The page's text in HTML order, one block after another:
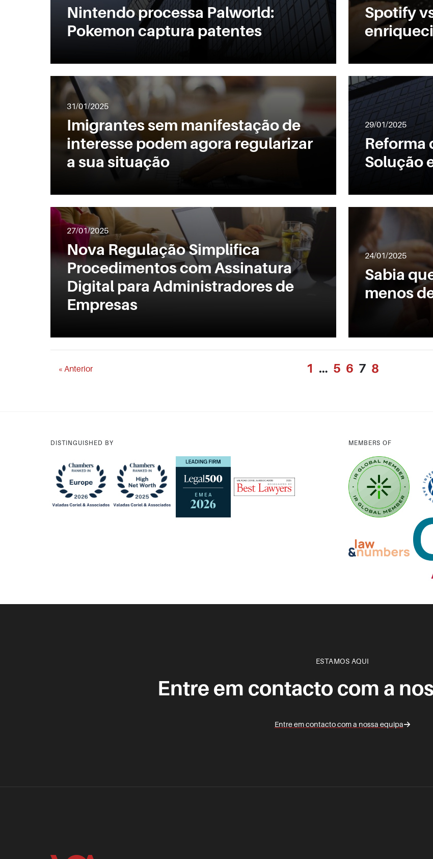
Nintendo processa Palworld:
Pokemon captura patentes
Spotify
31/01/2025
Imigrantes sem manifestação de
interesse podem agora regularizar
a sua situação
29/01/2025
Reforma
Solução
27/01/2025
Nova Regulação Simplifica
Procedimentos com Assinatura
Digital para Administradores de
Empresas
24/01/2025
Sabia
menos
« Anterior 1 … 5 6 7 8
DISTINGUISHED BY MEMBERS OF
ESTAMOS AQUI
Entre em contacto com a
Entre em contacto com a nossa equipa